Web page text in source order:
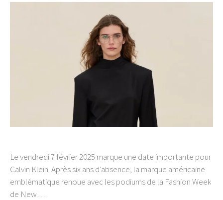
Le vendredi 7 février 2025 marque une date importante pour
Calvin Klein. Après six ans d’absence, la marque américaine
emblématique renoue avec les podiums de la Fashion Week
de New…